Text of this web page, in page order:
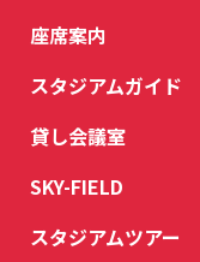
座席案内
スタジアムガイド
貸し会議室
SKY-FIELD
スタジアムツアー
施設概要
場内案内
指定管理者情報
貸し会議室
貸し会議室